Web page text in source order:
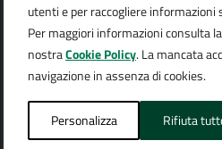
utenti e per raccogliere informazioni
Per maggiori informazioni consulta
nostraCookie Policy. La mancata
navigazione in assenza di cookies.
Personalizza Rifiuta
Città di Arona
AMMINISTRAZIONE